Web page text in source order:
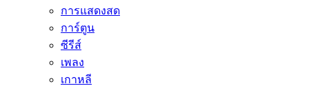
การแสดงสด
การ์ตูน
ซีรีส์
เพลง
เกาหลี